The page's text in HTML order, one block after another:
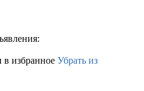
в избранное Убрать из